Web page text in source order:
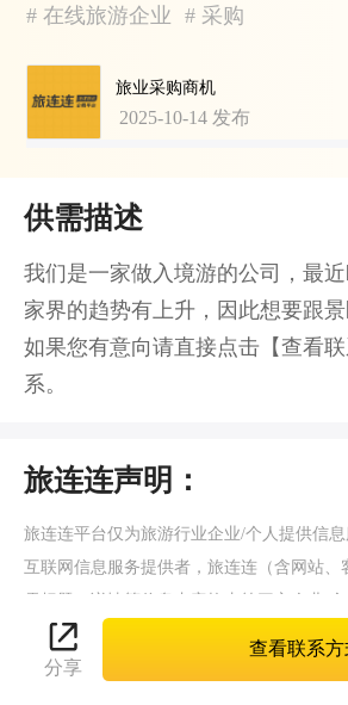
# 在线旅游企业 # 采购
旅业采购商机
2025-10-14 发布
分享
查看联系
供需描述
我们是一家做入境游的公司，最
家界的趋势有上升，因此想要跟
如果您有意向请直接点击【查看
系。
旅连连声明：
旅连连平台仅为旅游行业企业/个人提供信
互联网信息服务提供者，旅连连（含网站、
需标题、详情等信息内容均由第三方企业/个
准确性和合法性均由发布者负责。旅连连
您有任何疑问，可点击【
】与